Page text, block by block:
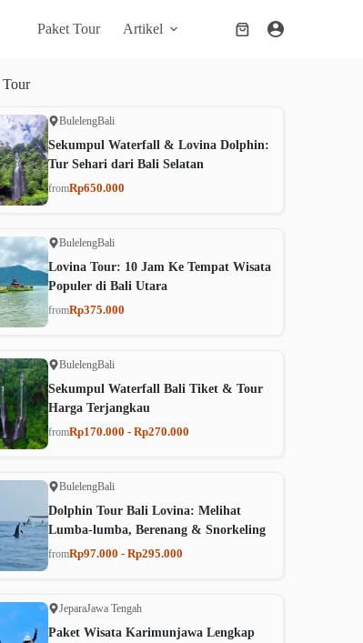
Paket Tour Artikel
Shopping
Tour
BulelengBali
Sekumpul Waterfall & Lovina Dolphin:
Tur Sehari dari Bali Selatan
fromRp650.000
BulelengBali
Lovina Tour: 10 Jam Ke Tempat Wisata
Populer di Bali Utara
fromRp375.000
BulelengBali
Sekumpul Waterfall Bali Tiket & Tour
Harga Terjangkau
fromRp170.000 - Rp270.000
BulelengBali
Dolphin Tour Bali Lovina: Melihat
Lumba-lumba, Berenang & Snorkeling
fromRp97.000 - Rp295.000
JeparaJawa Tengah
Paket Wisata Karimunjawa Lengkap